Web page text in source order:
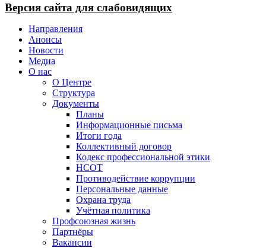
Версия сайта для слабовидящих
Направления
Анонсы
Новости
Медиа
О нас
О Центре
Структура
Документы
Планы
Информационные письма
Итоги года
Коллективный договор
Кодекс профессиональной этики
НСОТ
Противодействие коррупции
Персональные данные
Охрана труда
Учётная политика
Профсоюзная жизнь
Партнёры
Вакансии